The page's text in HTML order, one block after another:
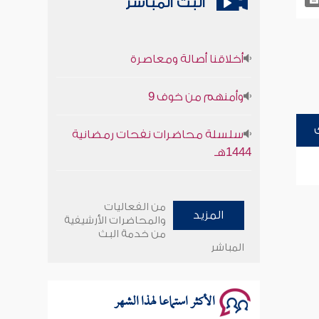
1444هـ
وأمنهم من خوف 9
سلسلة محاضرات نفحات رمضانية
المزيد
من الفعاليات
والمحاضرات الأرشيفية
من خدمة البث
المباشر
الأكثر استماعا لهذا الشهر